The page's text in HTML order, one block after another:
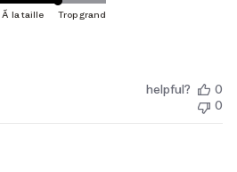
helpful?
0
0